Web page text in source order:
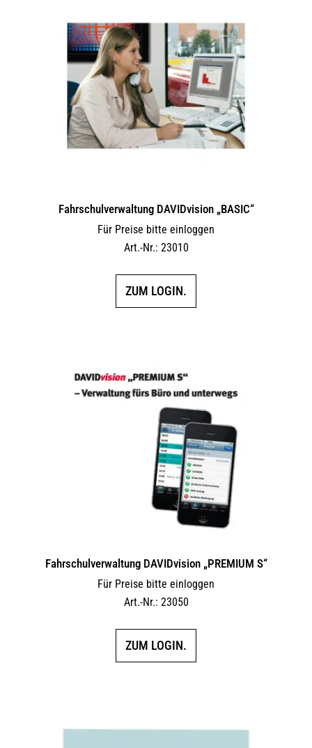
Fahrschulverwaltung DAVIDvision „BASIC“
Für Preise bitte einloggen
Art.-Nr.: 23010
ZUM LOGIN.
Fahrschulverwaltung DAVIDvision „PREMIUM S“
Für Preise bitte einloggen
Art.-Nr.: 23050
ZUM LOGIN.